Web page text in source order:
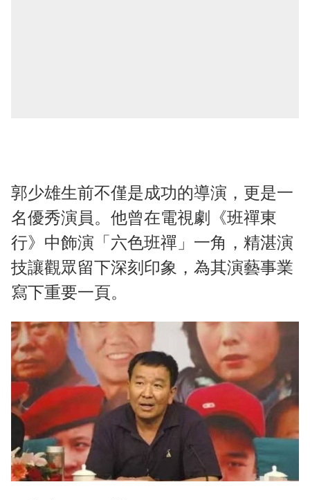
郭少雄生前不僅是成功的導演，更是一
名優秀演員。他曾在電視劇《班禪東
行》中飾演「六色班禪」一角，精湛演
技讓觀眾留下深刻印象，為其演藝事業
寫下重要一頁。